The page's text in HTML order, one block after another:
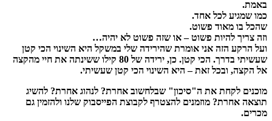
באמת.
כמו שמגיע לכל אחד.
שהכל בו מאוד פשוט.
וזה צריך להיות פשוט – או שזה פשוט לא יהיה…
ועל הרקע הזה אני אומרת שהירידה שלי במשקל היא השינוי הכי קטן
שעשיתי בדרך. הכי קטן. כן, ירידה של 80 קילו ששינתה את חיי מהקצה
אל הקצה, ובכל זאת – היא השינוי הכי קטן שעשיתי.
מוכנים לקחת את ה"סיכון" שבלחשוב אחרת? לנהוג אחרת? להשיג
תוצאה אחרת? מוזמנים להצטרף לקבוצת הפייסבוק שלנו ולהזמין גם
מכרים.